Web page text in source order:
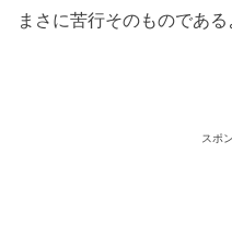
まさに苦行そのものである
スポ